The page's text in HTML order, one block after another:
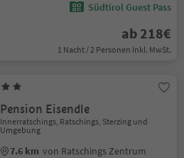
Südtirol Guest Pass
ab 218€
1 Nacht / 2 Personen Inkl. MwSt.
Pension Eisendle
Innerratschings, Ratschings, Sterzing und
Umgebung
7.6 km von Ratschings Zentrum